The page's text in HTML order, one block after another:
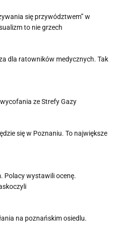
się przywództwem” w
to nie grzech
dla ratowników medycznych. Tak
ze Strefy Gazy
się w Poznaniu. To największe
Polacy wystawili ocenę.
na poznańskim osiedlu.